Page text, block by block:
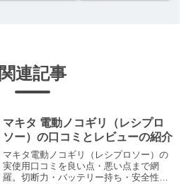
関連記事
マキタ 電動ノコギリ（レシプロ
ソー）の口コミとレビューの紹介
マキタ電動ノコギリ（レシプロソー）の
実使用口コミを良い点・悪い点まで網
羅。切断力・バッテリー持ち・安全性の